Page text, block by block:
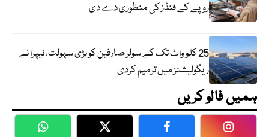
روپے کے فنڈز کی منظوری دے دی
25 کلو واٹ تک کے سولر صارفین کو بڑی سہولت، نیپرا نے
ریگولیشنز میں ترمیم کردی
ہمیں فالو کریں